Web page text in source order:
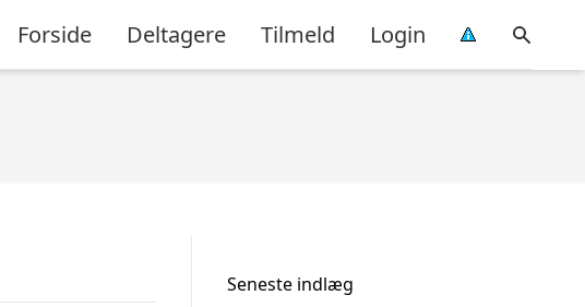
Forside Deltagere Tilmeld Login
Seneste indlæg